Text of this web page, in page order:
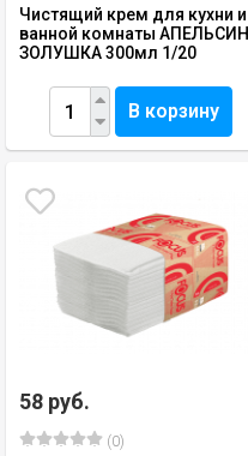
Чистящий крем для кухни и
ванной комнаты АПЕЛЬСИН
ЗОЛУШКА 300мл 1/20
В корзину
58 руб.
(0)